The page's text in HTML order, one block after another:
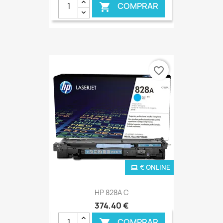
 COMPRAR
HP 828A C
374,40 €
€ ONLINE
favorite_border